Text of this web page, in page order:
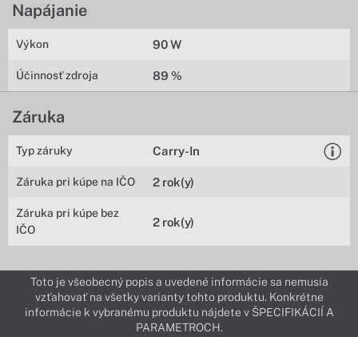
Napájanie
Výkon 90 W
Účinnosť zdroja 89 %
Záruka
Typ záruky Carry-In
Záruka pri kúpe na IČO 2 rok(y)
Záruka pri kúpe bez
IČO
2 rok(y)
Toto je všeobecný popis a uvedené informácie sa nemusia
vzťahovať na všetky varianty tohto produktu. Konkrétne
informácie k vybranému produktu nájdete v ŠPECIFIKÁCIÍ A
PARAMETROCH.